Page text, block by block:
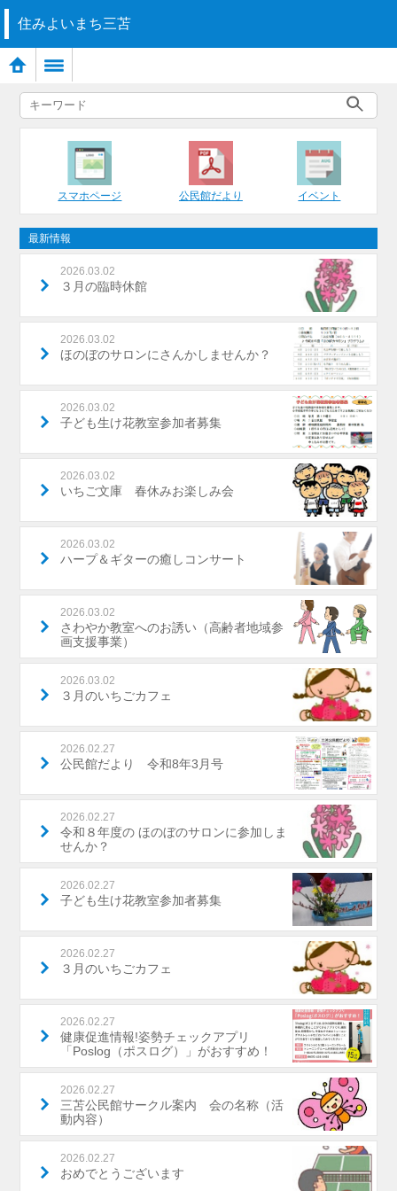
住みよいまち三苫
スマホページ 公民館だより イベント
最新情報
2026.03.02
３月の臨時休館
2026.03.02
ほのぼのサロンにさんかしませんか？
2026.03.02
子ども生け花教室参加者募集
2026.03.02
いちご文庫 春休みお楽しみ会
2026.03.02
ハープ＆ギターの癒しコンサート
2026.03.02
さわやか教室へのお誘い（高齢者地域参
画支援事業）
2026.03.02
３月のいちごカフェ
2026.02.27
公民館だより 令和8年3月号
2026.02.27
令和８年度の ほのぼのサロンに参加しま
せんか？
2026.02.27
子ども生け花教室参加者募集
2026.02.27
３月のいちごカフェ
2026.02.27
健康促進情報!姿勢チェックアプリ
「Poslog（ポスログ）」がおすすめ！
2026.02.27
三苫公民館サークル案内 会の名称（活
動内容）
2026.02.27
おめでとうございます